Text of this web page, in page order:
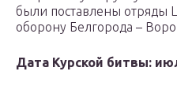
были поставлены отряды
оборону Белгорода –
Дата Курской битвы: